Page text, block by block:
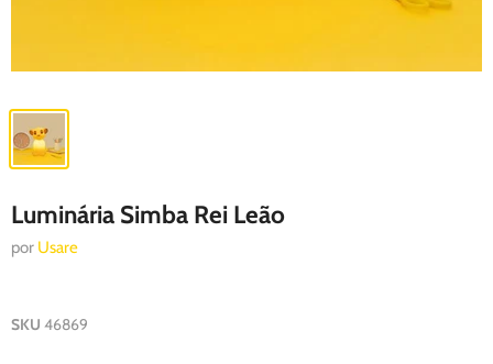
Luminária Simba Rei Leão
por Usare
SKU 46869